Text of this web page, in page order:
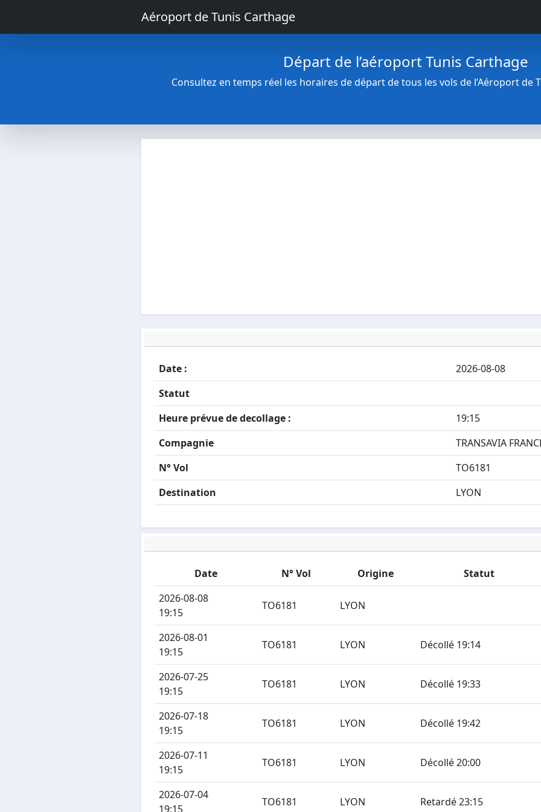
Aéroport de Tunis Carthage
Départ de l’aéroport Tunis Carthage
Consultez en temps réel les horaires de départ de tous les vols de l’Aéroport de
Date :
2026-08-08
Statut
Heure prévue de decollage :
19:15
Compagnie
TRANSAVIA
N° Vol
TO6181
Destination
LYON
Date N° Vol Origine
Statut
2026-08-08
19:15
TO6181 LYON
2026-08-01
19:15
TO6181 LYON Décollé 19:14
2026-07-25
19:15
TO6181 LYON Décollé 19:33
2026-07-18
19:15
TO6181 LYON Décollé 19:42
2026-07-11
19:15
TO6181 LYON Décollé 20:00
2026-07-04
19:15
TO6181 LYON Retardé 23:15